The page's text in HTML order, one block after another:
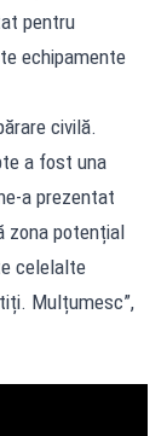
pentru
echipamente
civilă.
a fost una
a prezentat
zona potențial
celelalte
Mulțumesc”,